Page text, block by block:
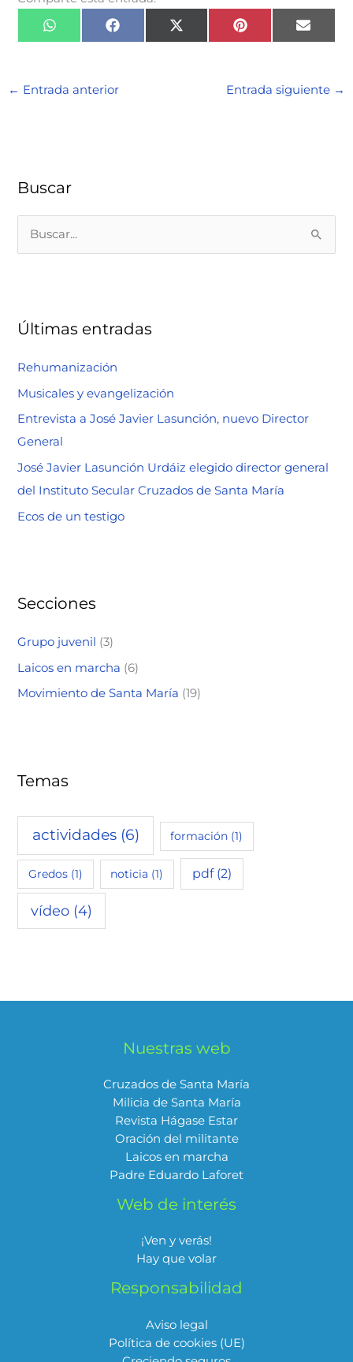
Compartir
en
Compartir
en
Compartir
en
Compartir
en en
← Entrada anterior Entrada siguiente →
Buscar
p
o
Últimas entradas
Rehumanización
Musicales y evangelización
Entrevista a José Javier Lasunción, nuevo Director
General
José Javier Lasunción Urdáiz elegido director general
del Instituto Secular Cruzados de Santa María
Ecos de un testigo
Secciones
Grupo juvenil (3)
Laicos en marcha (6)
Movimiento de Santa María (19)
Temas
actividades(6) formación (1)
Gredos (1) noticia (1) pdf(2)
vídeo (4)
Nuestras web
Cruzados de Santa María
Milicia de Santa María
Revista Hágase Estar
Oración del militante
Laicos en marcha
Padre Eduardo Laforet
Web de interés
¡Ven y verás!
Hay que volar
Responsabilidad
Aviso legal
Política de cookies (UE)